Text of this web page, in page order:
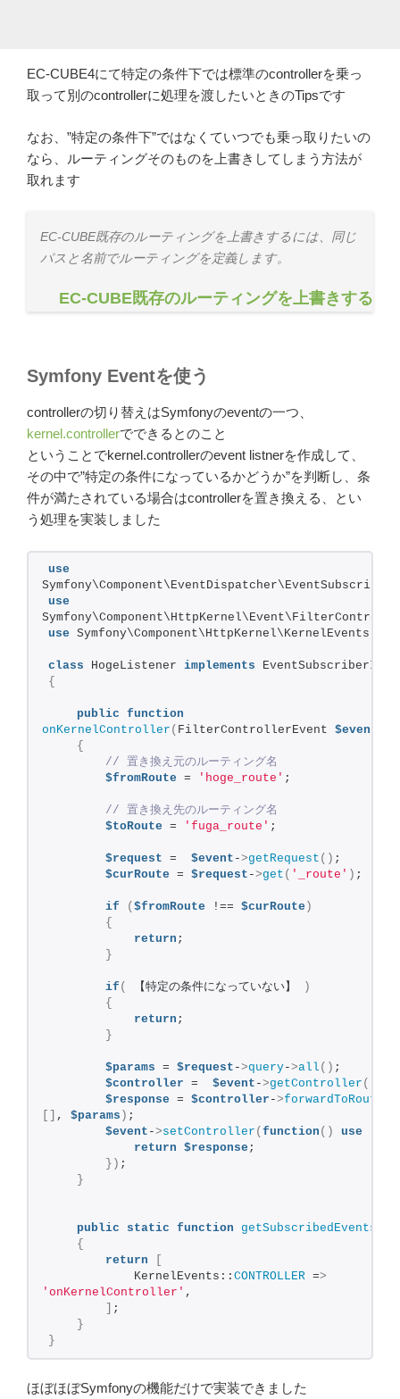
EC-CUBE4にて特定の条件下では標準のcontrollerを乗っ
取って別のcontrollerに処理を渡したいときのTipsです
なお、”特定の条件下”ではなくていつでも乗っ取りたいの
なら、ルーティングそのものを上書きしてしまう方法が
取れます
EC-CUBE既存のルーティングを上書きするには、同じ
パスと名前でルーティングを定義します。
EC-CUBE既存のルーティングを上書きする
Symfony Eventを使う
controllerの切り替えはSymfonyのeventの一つ、
kernel.controllerでできるとのこと
ということでkernel.controllerのevent listnerを作成して、
その中で”特定の条件になっているかどうか”を判断し、条
件が満たされている場合はcontrollerを置き換える、とい
う処理を実装しました
use
use
use Symfony\Component\HttpKernel\KernelEvents;
class HogeListener implements
{
public function
onKernelController ( FilterControllerEvent $event
{
// 置き換え元のルーティング名
$fromRoute = 'hoge_route' ;
// 置き換え先のルーティング名
$toRoute = 'fuga_route' ;
$request = $event ->getRequest () ;
$curRoute = $request ->get ( '_route' ) ;
if ( $fromRoute !== $curRoute )
{
return ;
}
if ( 【特定の条件になっていない】
)
{
return ;
}
$params = $request ->query->all () ;
$controller = $event ->getController ()[
$response = $controller ->forwardToRoute
, $params ) ;
$event ->setController ( function () use
return $response ;
}) ;
}
public static function getSubscribedEvents
{
return
            KernelEvents::
CONTROLLER =>
'onKernelController' ,
;
}
}
ほぼほぼSymfonyの機能だけで実装できました